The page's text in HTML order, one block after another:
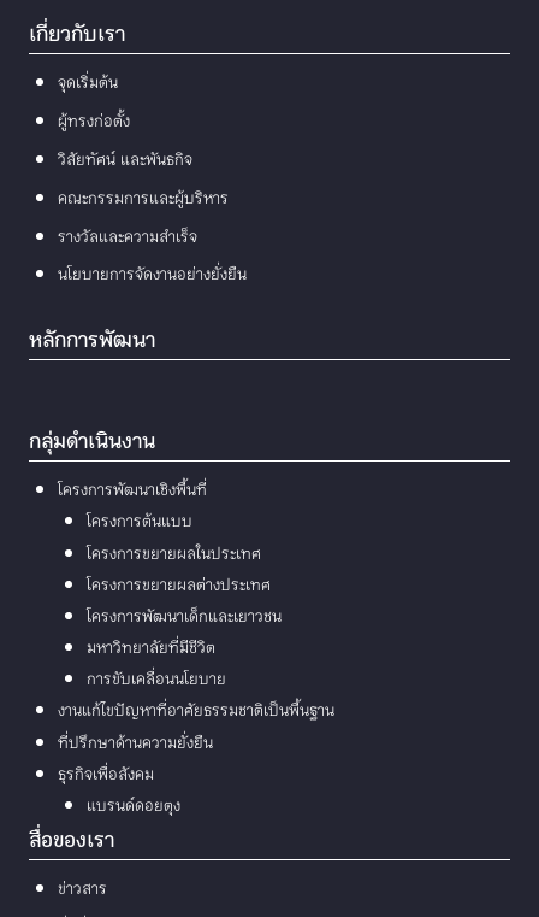
เกี่ยวกับเรา
จุดเริ่มต้น
ผู้ทรงก่อตั้ง
วิสัยทัศน์ และพันธกิจ
คณะกรรมการและผู้บริหาร
รางวัลและความสำเร็จ
นโยบายการจัดงานอย่างยั่งยืน
หลักการพัฒนา
กลุ่มดำเนินงาน
โครงการพัฒนาเชิงพื้นที่
โครงการต้นแบบ
โครงการขยายผลในประเทศ
โครงการขยายผลต่างประเทศ
โครงการพัฒนาเด็กและเยาวชน
มหาวิทยาลัยที่มีชีวิต
การขับเคลื่อนนโยบาย
งานแก้ไขปัญหาที่อาศัยธรรมชาติเป็นพื้นฐาน
ที่ปรึกษาด้านความยั่งยืน
ธุรกิจเพื่อสังคม
แบรนด์ดอยตุง
สื่อของเรา
ข่าวสาร